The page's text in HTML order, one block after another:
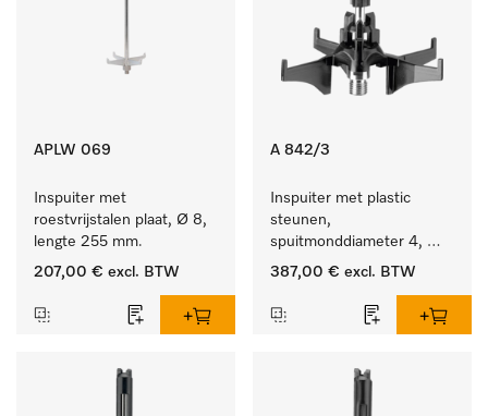
APLW 069
Inspuiter met
roestvrijstalen plaat, Ø 8,
lengte 255 mm.
207,00 € excl. BTW
A 842/3
Inspuiter met plastic
steunen,
spuitmonddiameter 4,
lengte 90 mm, 20 stuks
387,00 € excl. BTW